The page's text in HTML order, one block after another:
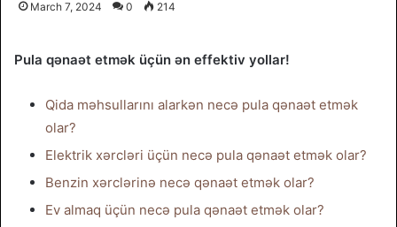
March 7, 2024 0 214
Pula qənaət etmək üçün ən effektiv yollar!
Qida məhsullarını alarkən necə pula qənaət etmək
olar?
Elektrik xərcləri üçün necə pula qənaət etmək olar?
Benzin xərclərinə necə qənaət etmək olar?
Ev almaq üçün necə pula qənaət etmək olar?